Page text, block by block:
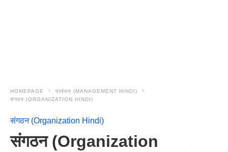
HOMEPAGE
प्रबंधन (MANAGEMENT HINDI)
संगठन (ORGANIZATION HINDI)
संगठन (Organization Hindi)
संगठन (Organization